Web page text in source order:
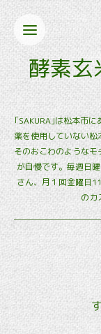
酵素
｢SAKURA｣は松本市
薬を使用していない
そのおこわのような
が自慢です。毎週日
さん、月１回金曜日
のカ